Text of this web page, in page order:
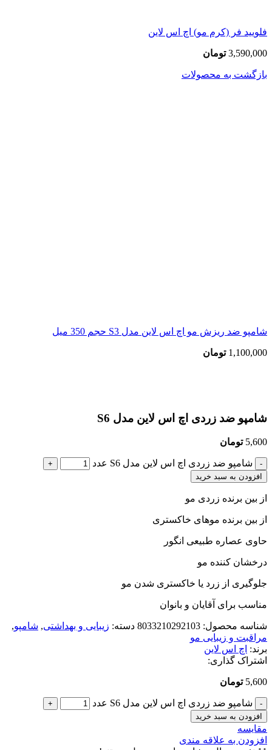
فلویید فر (کرم مو) اچ اس لاین
3,590,000 تومان
بازگشت به محصولات
شامپو ضد ریزش مو اچ اس لاین مدل S3 حجم 350 میل
1,100,000 تومان
شامپو ضد زردی اچ اس لاین مدل S6
5,600 تومان
شامپو ضد زردی اچ اس لاین مدل S6 عدد
افزودن به سبد خرید
از بین برنده زردی مو
از بین برنده موهای خاکستری
حاوی عصاره طبیعی انگور
درخشان کننده مو
جلوگیری از زرد یا خاکستری شدن مو
مناسب برای آقایان و بانوان
شناسه محصول: 8033210292103 دسته: زیبایی و بهداشتی, شامپو,
مراقبت و زیبایی مو
برند: اچ اس لاین
اشتراک گذاری:
5,600 تومان
شامپو ضد زردی اچ اس لاین مدل S6 عدد
افزودن به سبد خرید
مقایسه
افزودن به علاقه مندی